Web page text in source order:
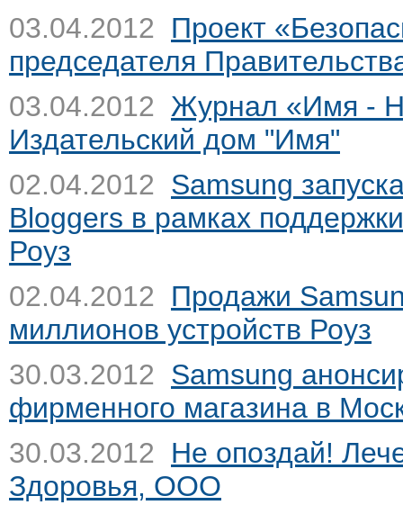
03.04.2012
Проект
председателя
03.04.2012 Журнал «Имя -
Издательский дом "Имя"
02.04.2012 Samsung
Bloggers в рамках
Роуз
02.04.2012
Продажи
миллионов устройств Роуз
30.03.2012 Samsung
фирменного магазина в
30.03.2012
Не опоздай!
Здоровья, ООО